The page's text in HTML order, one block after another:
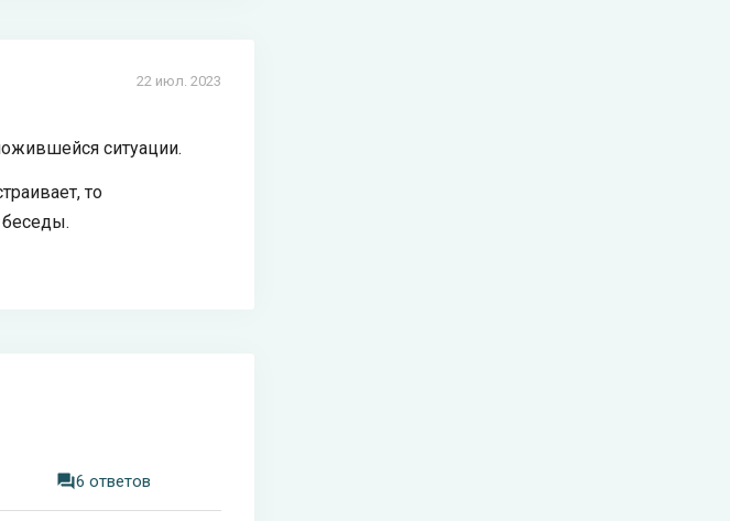
22 июл. 2023
ситуации.
то
беседы.
6 ответов